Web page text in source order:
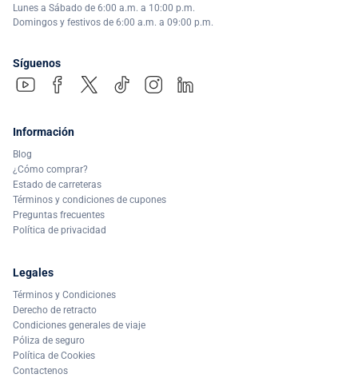
Lunes a Sábado de 6:00 a.m. a 10:00 p.m.
Domingos y festivos de 6:00 a.m. a 09:00 p.m.
Síguenos
Información
Blog
¿Cómo comprar?
Estado de carreteras
Términos y condiciones de cupones
Preguntas frecuentes
Política de privacidad
Legales
Términos y Condiciones
Derecho de retracto
Condiciones generales de viaje
Póliza de seguro
Política de Cookies
Contactenos